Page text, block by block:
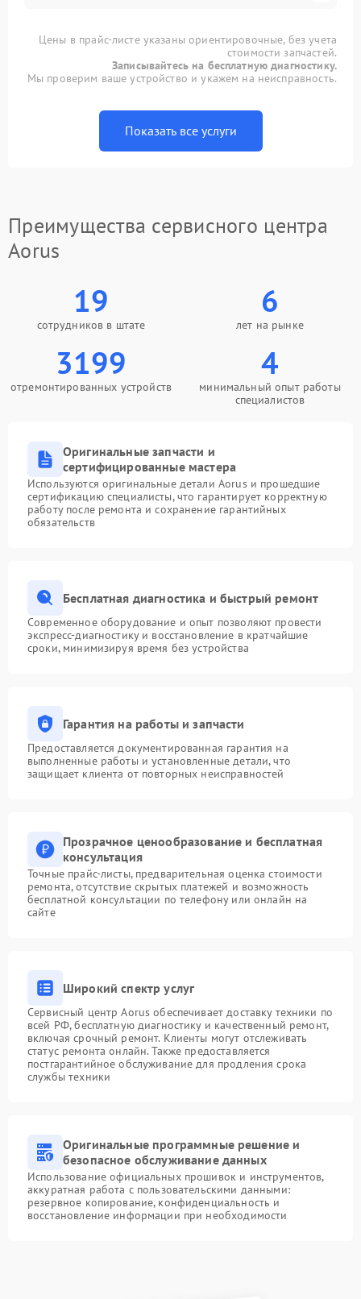
Цены в прайс-листе указаны ориентировочные, без учета
стоимости запчастей.
Записывайтесь на бесплатную диагностику.
Мы проверим ваше устройство и укажем на неисправность.
Показать все услуги
Преимущества сервисного центра
Aorus
19
сотрудников в штате
6
лет на рынке
3199
отремонтированных устройств
4
минимальный опыт работы
специалистов
Оригинальные запчасти и
сертифицированные мастера
Используются оригинальные детали Aorus и прошедшие
сертификацию специалисты, что гарантирует корректную
работу после ремонта и сохранение гарантийных
обязательств
Бесплатная диагностика и быстрый ремонт
Современное оборудование и опыт позволяют провести
экспресс-диагностику и восстановление в кратчайшие
сроки, минимизируя время без устройства
Гарантия на работы и запчасти
Предоставляется документированная гарантия на
выполненные работы и установленные детали, что
защищает клиента от повторных неисправностей
Прозрачное ценообразование и бесплатная
консультация
Точные прайс-листы, предварительная оценка стоимости
ремонта, отсутствие скрытых платежей и возможность
бесплатной консультации по телефону или онлайн на
сайте
Широкий спектр услуг
Сервисный центр Aorus обеспечивает доставку техники по
всей РФ, бесплатную диагностику и качественный ремонт,
включая срочный ремонт. Клиенты могут отслеживать
статус ремонта онлайн. Также предоставляется
постгарантийное обслуживание для продления срока
службы техники
Оригинальные программные решение и
безопасное обслуживание данных
Использование официальных прошивок и инструментов,
аккуратная работа с пользовательскими данными:
резервное копирование, конфиденциальность и
восстановление информации при необходимости